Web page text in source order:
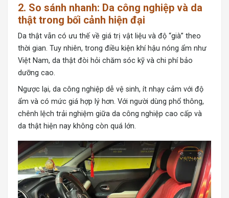
2. So sánh nhanh: Da công nghiệp và da
thật trong bối cảnh hiện đại
Da thật vẫn có ưu thế về giá trị vật liệu và độ “già” theo
thời gian. Tuy nhiên, trong điều kiện khí hậu nóng ẩm như
Việt Nam, da thật đòi hỏi chăm sóc kỹ và chi phí bảo
dưỡng cao.
Ngược lại, da công nghiệp dễ vệ sinh, ít nhạy cảm với độ
ẩm và có mức giá hợp lý hơn. Với người dùng phổ thông,
chênh lệch trải nghiệm giữa da công nghiệp cao cấp và
da thật hiện nay không còn quá lớn.